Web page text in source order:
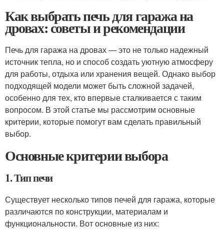
Как выбрать печь для гаража на
дровах: советы и рекомендации
Печь для гаража на дровах — это не только надежный
источник тепла, но и способ создать уютную атмосферу
для работы, отдыха или хранения вещей. Однако выбор
подходящей модели может быть сложной задачей,
особенно для тех, кто впервые сталкивается с таким
вопросом. В этой статье мы рассмотрим основные
критерии, которые помогут вам сделать правильный
выбор.
Основные критерии выбора
1. Тип печи
Существует несколько типов печей для гаража, которые
различаются по конструкции, материалам и
функциональности. Вот основные из них: